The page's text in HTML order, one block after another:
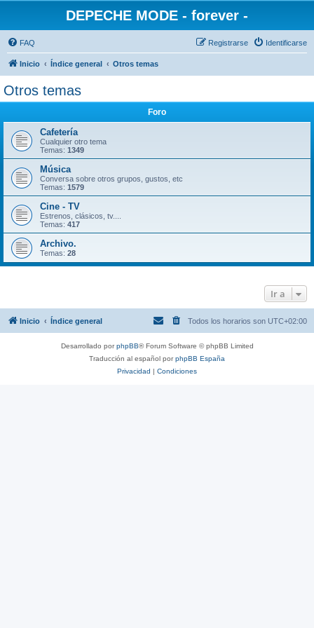
DEPECHE MODE - forever -
FAQ Identificarse
Registrarse
Inicio Índice general Otros temas
Otros temas
Foro
Cafetería
Cualquier otro tema
Temas: 1349
Música
Conversa sobre otros grupos, gustos, etc
Temas: 1579
Cine - TV
Estrenos, clásicos, tv....
Temas: 417
Archivo.
Temas: 28
Ir a
Inicio Índice general Todos los horarios son UTC+02:00
Desarrollado porphpBB® Forum Software © phpBB Limited
Traducción al español porphpBB España
Privacidad | Condiciones